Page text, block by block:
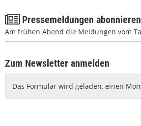
Pressemeldungen abonnieren
Am frühen Abend die Meldungen vom
Zum Newsletter anmelden
Das Formular wird geladen, einen